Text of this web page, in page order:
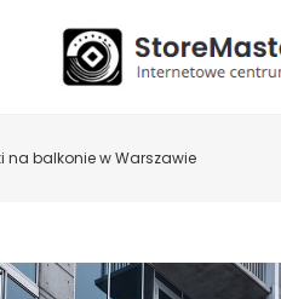
na balkonie w Warszawie